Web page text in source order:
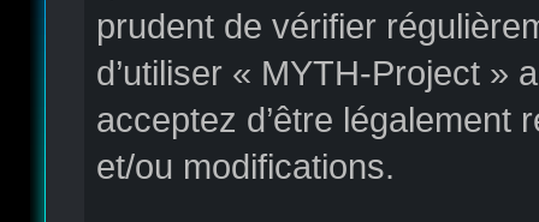
prudent de vérifier
d’utiliser « MYTH-Project »
acceptez d’être légalement
et/ou modifications.